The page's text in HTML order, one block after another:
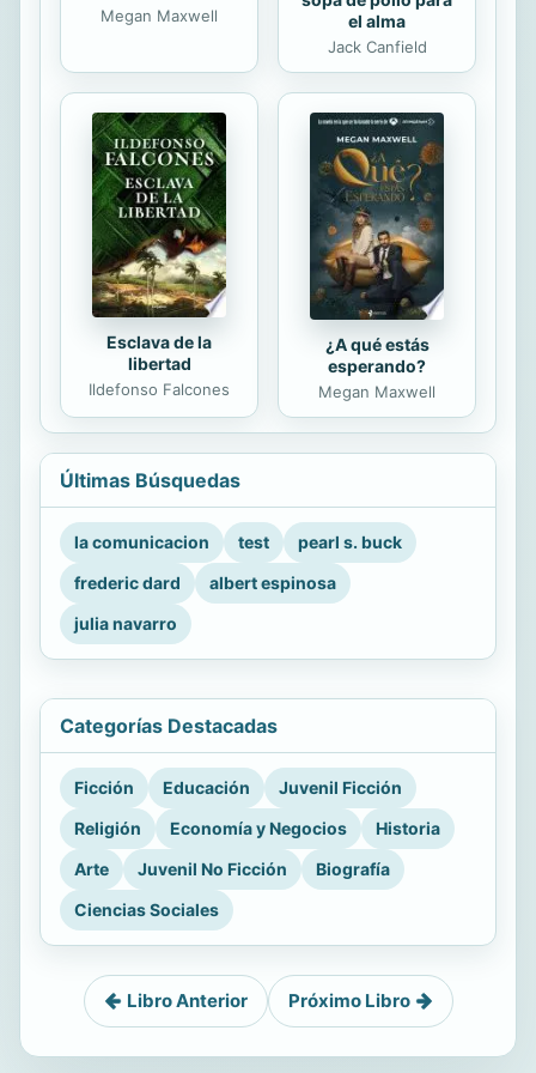
Megan Maxwell
el alma
Jack Canfield
Esclava de la
libertad
Ildefonso Falcones
¿A qué estás
esperando?
Megan Maxwell
Últimas Búsquedas
la comunicacion test
pearl s. buck
frederic dard
albert espinosa
julia navarro
Categorías Destacadas
Ficción Educación
Juvenil Ficción
Religión
Economía y Negocios
Historia
Arte
Juvenil No Ficción
Biografía
Ciencias Sociales
Libro Anterior Próximo Libro